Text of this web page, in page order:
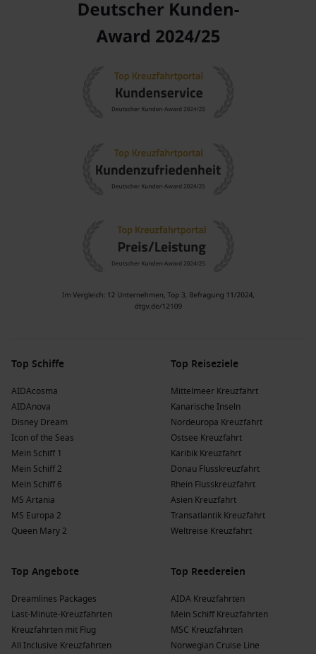
Top Schiffe
AIDAcosma
AIDAnova
Disney Dream
Icon of the Seas
Mein Schiff 1
Mein Schiff 2
Mein Schiff 6
MS Artania
MS Europa 2
Queen Mary 2
Top Reiseziele
Mittelmeer Kreuzfahrt
Kanarische Inseln
Nordeuropa Kreuzfahrt
Ostsee Kreuzfahrt
Karibik Kreuzfahrt
Donau Flusskreuzfahrt
Rhein Flusskreuzfahrt
Asien Kreuzfahrt
Transatlantik Kreuzfahrt
Weltreise Kreuzfahrt
Top Angebote
Dreamlines Packages
Last-Minute-Kreuzfahrten
Kreuzfahrten mit Flug
All Inclusive Kreuzfahrten
Top Reedereien
AIDA Kreuzfahrten
Mein Schiff Kreuzfahrten
MSC Kreuzfahrten
Norwegian Cruise Line